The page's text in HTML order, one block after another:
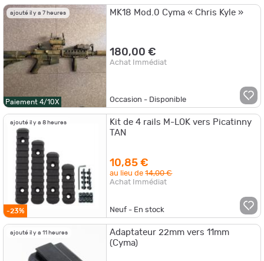
ajouté il y a 7 heures
Paiement 4/10X
MK18 Mod.0 Cyma « Chris Kyle »
180,00 €
Achat Immédiat
Occasion - Disponible
ajouté il y a 8 heures
-23%
Kit de 4 rails M-LOK vers Picatinny
TAN
10,85 €
au lieu de14,00 €
Achat Immédiat
Neuf - En stock
ajouté il y a 11 heures
Adaptateur 22mm vers 11mm
(Cyma)